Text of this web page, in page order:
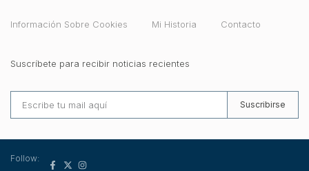
Información Sobre Cookies Mi Historia Contacto
Suscríbete para recibir noticias recientes
Suscribirse
Follow: